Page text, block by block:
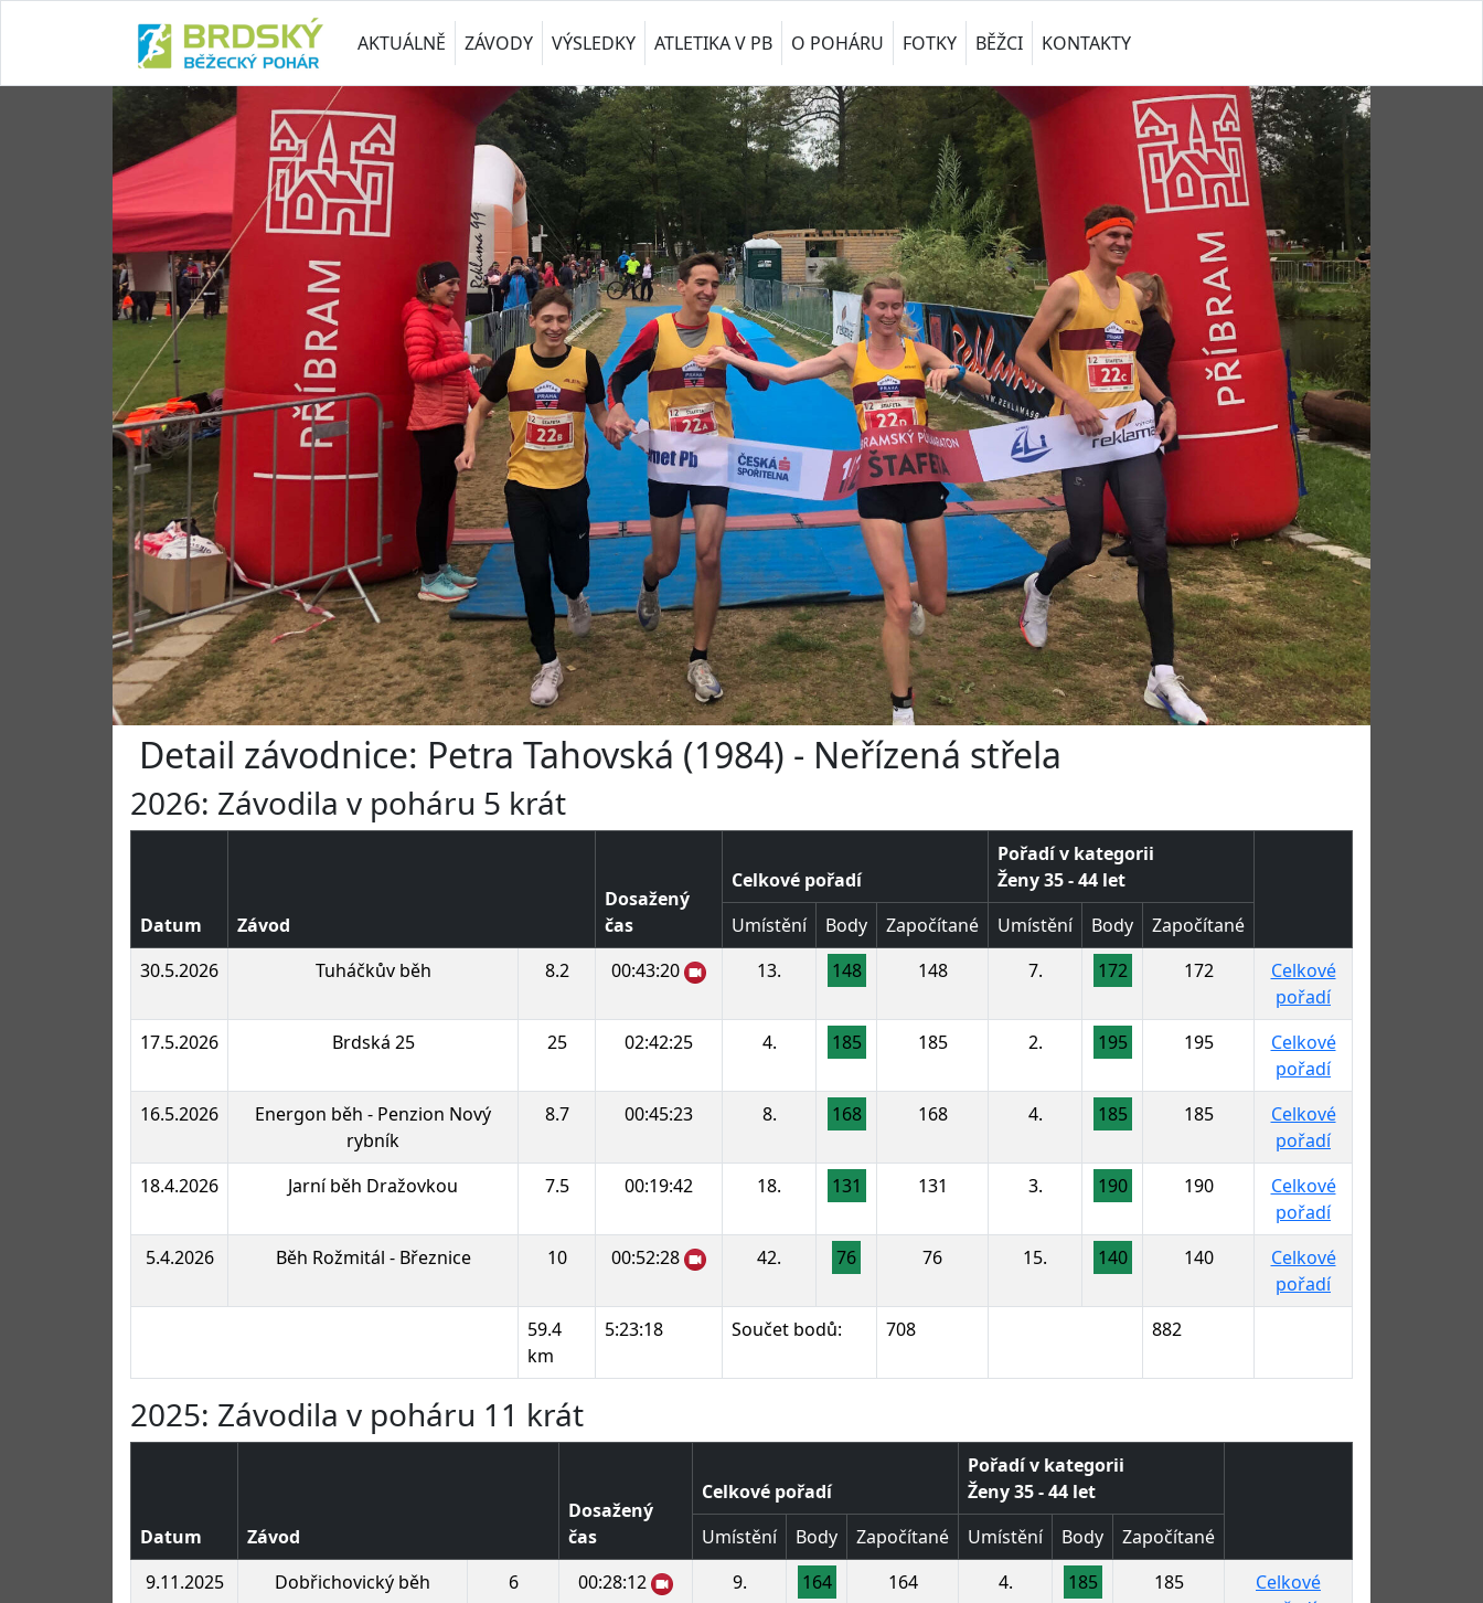
AKTUÁLNĚ ZÁVODY VÝSLEDKY ATLETIKA V PB O POHÁRU FOTKY BĚŽCI KONTAKTY
Detail závodnice: Petra Tahovská (1984) - Neřízená střela
2026: Závodila v poháru 5 krát
Datum Závod
Dosažený
čas
Celkové pořadí
Pořadí v kategorii
Ženy 35 - 44 let
Umístění
Body Započítané Umístění Body
Započítané
30.5.2026
Tuháčkův běh 8.2 00:43:20 13. 148 148 7. 172 172
Celkové
pořadí
17.5.2026
Brdská 25 25 02:42:25 4. 185 185 2. 195 195
Celkové
pořadí
16.5.2026
Energon běh - Penzion Nový
rybník
8.7 00:45:23 8. 168 168 4. 185 185
Celkové
pořadí
18.4.2026
Jarní běh Dražovkou 7.5 00:19:42 18. 131 131 3. 190 190
Celkové
pořadí
5.4.2026
Běh Rožmitál - Březnice 10 00:52:28 42. 76 76 15. 140 140
Celkové
pořadí
59.4
km
5:23:18 Součet bodů: 708 882
2025: Závodila v poháru 11 krát
Datum Závod
Dosažený
čas
Celkové pořadí
Pořadí v kategorii
Ženy 35 - 44 let
Umístění
Body Započítané Umístění Body
Započítané
9.11.2025
Dobřichovický běh 6 00:28:12 9. 164 164 4. 185 185
Celkové